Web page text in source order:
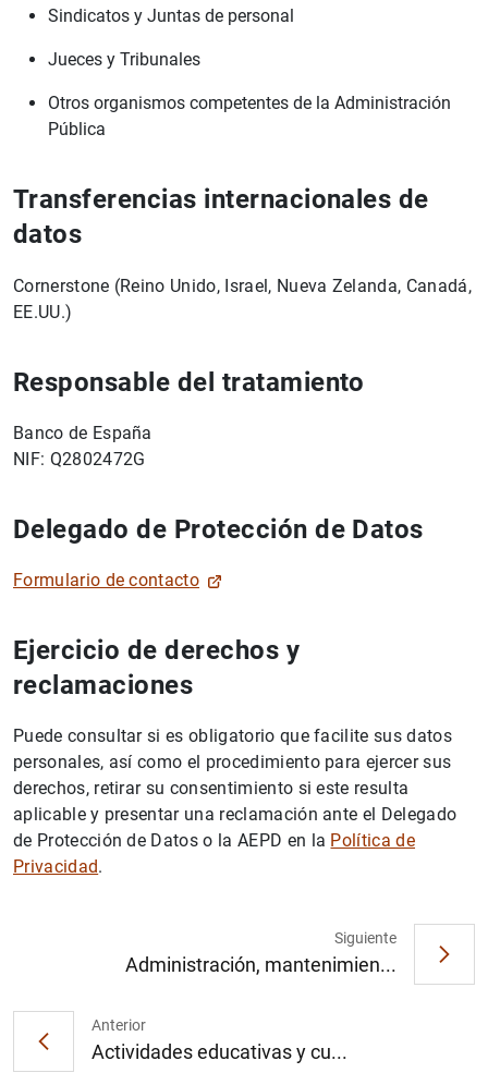
Sindicatos y Juntas de personal
Jueces y Tribunales
Otros organismos competentes de la Administración
Pública
Transferencias internacionales de
datos
Cornerstone (Reino Unido, Israel, Nueva Zelanda, Canadá,
EE.UU.)
Responsable del tratamiento
Banco de España
NIF: Q2802472G
Delegado de Protección de Datos
Formulario de contacto
Ejercicio de derechos y
reclamaciones
Puede consultar si es obligatorio que facilite sus datos
personales, así como el procedimiento para ejercer sus
derechos, retirar su consentimiento si este resulta
aplicable y presentar una reclamación ante el Delegado
de Protección de Datos o la AEPD en la Política de
Privacidad.
Anterior
Actividades educativas y cu...
Siguiente
Administración, mantenimien...